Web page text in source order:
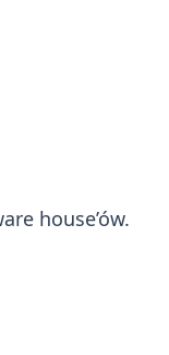
house’ów.